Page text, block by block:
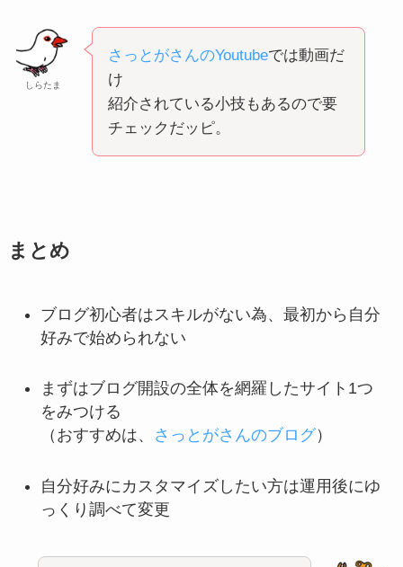
しらたま
さっとがさんのYoutubeでは動画だ
け
紹介されている小技もあるので要
チェックだッピ。
まとめ
ブログ初心者はスキルがない為、最初から自分
好みで始められない
まずはブログ開設の全体を網羅したサイト1つ
をみつける
（おすすめは、
さっとがさんのブログ）
自分好みにカスタマイズしたい方は運用後にゆ
っくり調べて変更